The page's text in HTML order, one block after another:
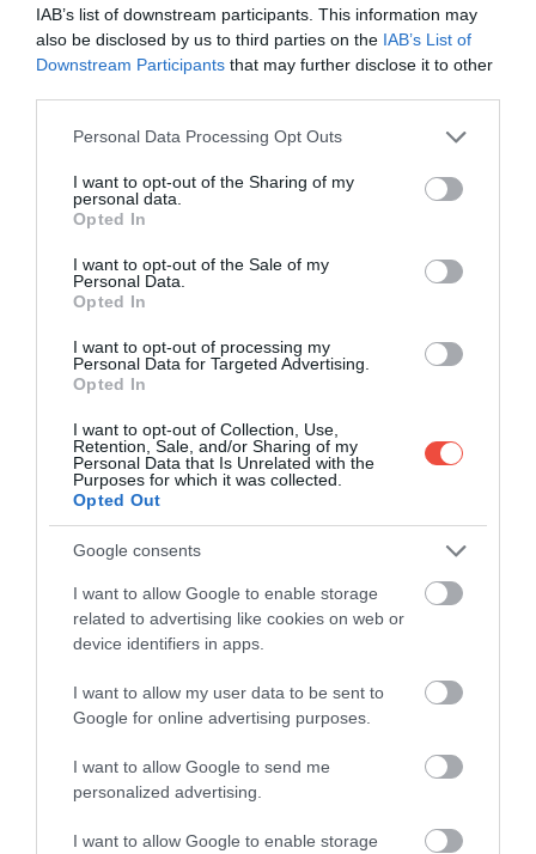
IAB’s list of downstream participants. This information may
also be disclosed by us to third parties on the IAB’s List of
Downstream Participants that may further disclose it to other
Please note that this website/app uses one or more Google
not limited to your visit or usage behaviour. You may click to
grant or deny consent to Google and its third-party tags to
use your data for below specified purposes in below Google
consent section.
Personal Data Processing Opt Outs
I want to opt-out of the Sharing of my
personal data.
Opted In
I want to opt-out of the Sale of my
Personal Data.
Opted In
I want to opt-out of processing my
Personal Data for Targeted Advertising.
Opted In
I want to opt-out of Collection, Use,
Retention, Sale, and/or Sharing of my
Personal Data that Is Unrelated with the
Purposes for which it was collected.
Opted Out
Google consents
I want to allow Google to enable storage
related to advertising like cookies on web or
device identifiers in apps.
I want to allow my user data to be sent to
Google for online advertising purposes.
I want to allow Google to send me
personalized advertising.
I want to allow Google to enable storage
Wizz Air va pune la dispoziție la bord o
facilitate mult așteptată de pasageri
automat și o pauză digitală: imediat ce ușile
avionului…
CHECK-IN